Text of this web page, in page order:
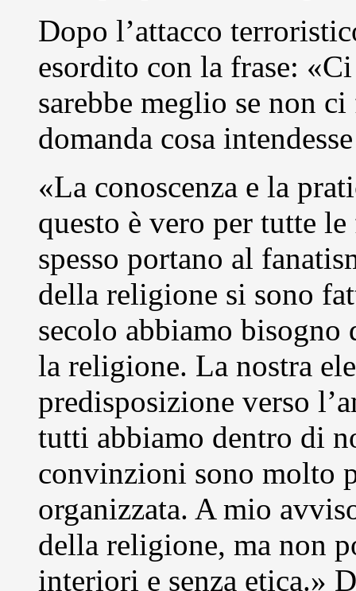
Dopo l’attacco
esordito con la frase:
sarebbe meglio se non
domanda cosa
«La conoscenza e la
questo è vero per tutte
spesso portano al
della religione si sono
secolo abbiamo bisogno
la religione. La nostra
predisposizione verso
tutti abbiamo dentro di
convinzioni sono molto
organizzata. A mio
della religione, ma non
interiori e senza etica.»